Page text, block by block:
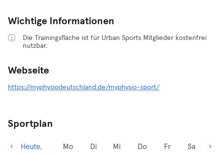
Wichtige Informationen
Die Trainingsfläche ist für Urban Sports Mitglieder kostenfrei
nutzbar.
Webseite
https://myphysiodeutschland.de/myphysio-sport/
Sportplan
Heute,
Mo
Di
Mi
Do
Fr
Sa